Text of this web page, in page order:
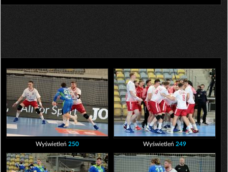
Wyświetleń 250 Wyświetleń 249